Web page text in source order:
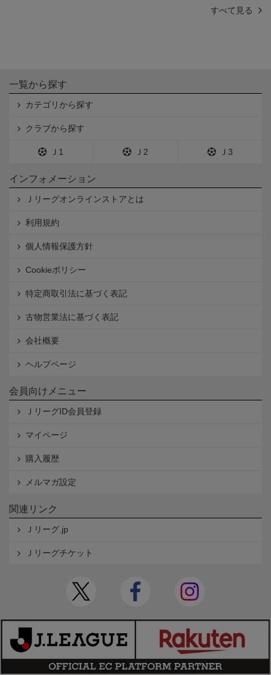
すべて見る
一覧から探す
カテゴリから探す
クラブから探す
Ｊ1 Ｊ2 Ｊ3
インフォメーション
Ｊリーグオンラインストアとは
利用規約
個人情報保護方針
Cookieポリシー
特定商取引法に基づく表記
古物営業法に基づく表記
会社概要
ヘルプページ
会員向けメニュー
ＪリーグID会員登録
マイページ
購入履歴
メルマガ設定
関連リンク
Ｊリーグ.jp
Ｊリーグチケット